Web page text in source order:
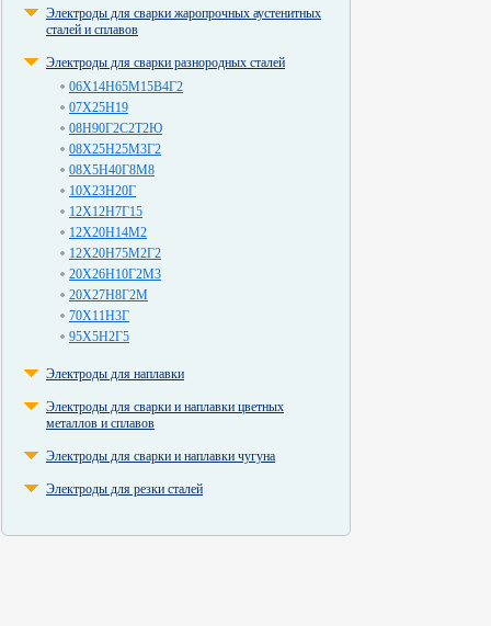
Электроды для сварки жаропрочных аустенитных
сталей и сплавов
Электроды для сварки разнородных сталей
06Х14Н65М15В4Г2
07Х25Н19
08Н90Г2С2Т2Ю
08Х25Н25М3Г2
08Х5Н40Г8М8
10Х23Н20Г
12Х12Н7Г15
12Х20Н14М2
12Х20Н75М2Г2
20Х26Н10Г2М3
20Х27Н8Г2М
70Х11Н3Г
95Х5Н2Г5
Электроды для наплавки
Электроды для сварки и наплавки цветных
металлов и сплавов
Электроды для сварки и наплавки чугуна
Электроды для резки сталей